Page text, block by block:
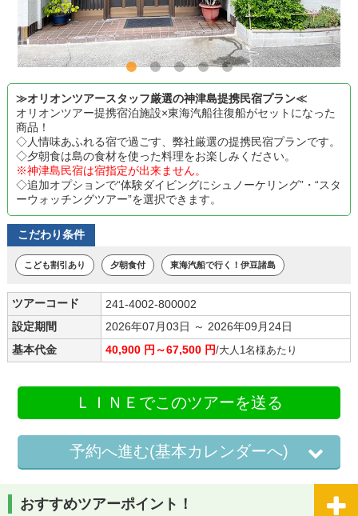
≫オリオンツアースタッフ厳選の神津島提携民宿プラン≪
オリオンツアー提携宿泊施設×東海汽船往復船がセットになった
商品！
◇人情味あふれる宿で過ごす、弊社厳選の提携民宿プランです。
◇夕朝食は島の食材を使った料理をお楽しみください。
※神津島民宿は宿指定が出来ません。
◇追加オプションで“体験ダイビングにシュノーケリング”・“スタ
ーウォッチングツアー”を選択できます。
こだわり条件
こども割引あり 夕朝食付 東海汽船で行く！伊豆諸島
ツアーコード
241-4002-800002
設定期間
2026年07月03日 ～ 2026年09月24日
基本代金
40,900 円～67,500 円/大人1名様あたり
ＬＩＮＥでこのツアーを送る
予約へ進む(基本カレンダーへ)
おすすめツアーポイント！